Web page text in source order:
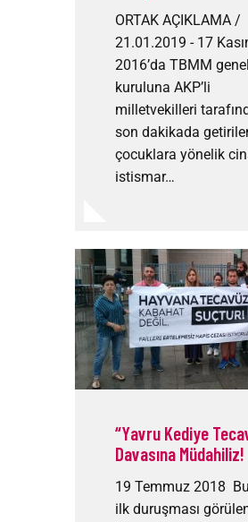
ORTAK AÇIKLAMA /
21.01.2019 - 17
2016’da TBMM genel
kuruluna AKP’li
milletvekilleri
son dakikada
çocuklara yönelik
istismar…
“Yavru Kediye
Davasına Müdahiliz!
19 Temmuz 2018
ilk duruşması